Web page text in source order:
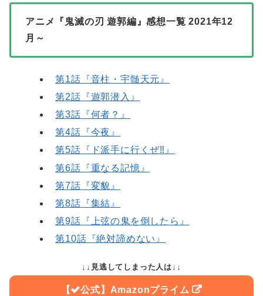
アニメ『鬼滅の刃 遊郭編』感想一覧 2021年12
月～
第1話『音柱・宇髄天元』
第2話『遊郭潜入』
第3話『何者？』
第4話『今夜』
第5話『ド派手に行くぜ‼』
第6話『重なる記憶』
第7話『変貌』
第8話『集結』
第9話『上弦の鬼を倒したら』
第10話『絶対諦めない』
↓↓見逃してしまった人は↓↓
Amazonプライム